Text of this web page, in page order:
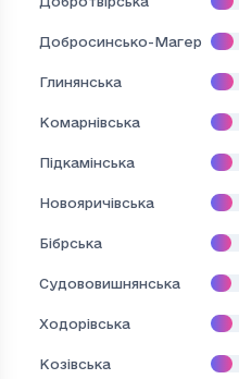
Добросинсько-Магерівська
Глинянська
Комарнівська
Підкамінська
Новояричівська
Бібрська
Судововишнянська
Ходорівська
Козівська